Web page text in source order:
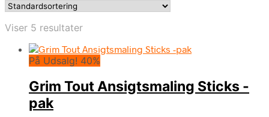
Viser 5 resultater
På Udsalg! 40%
Grim Tout Ansigtsmaling Sticks -
pak